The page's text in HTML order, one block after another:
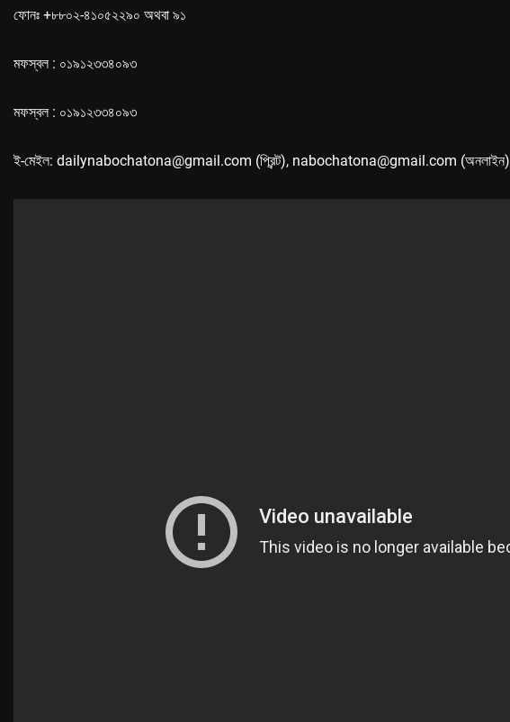
ফোনঃ +৮৮০২-৪১০৫২২৯০ অথবা ৯১
মফস্বল : ০১৯১২৩৩৪০৯৩
মফস্বল : ০১৯১২৩৩৪০৯৩
ই-মেইল: dailynabochatona@gmail.com (প্রিন্ট), nabochatona@gmail.com (অনলাইন)